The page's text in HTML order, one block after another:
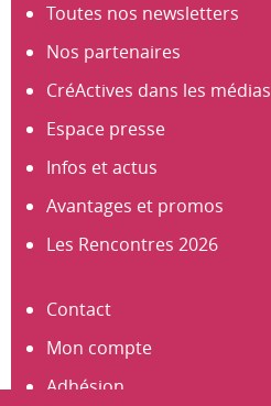
Toutes nos newsletters
Nos partenaires
CréActives dans les médias
Espace presse
Infos et actus
Avantages et promos
Les Rencontres 2026
Contact
Mon compte
Adhésion